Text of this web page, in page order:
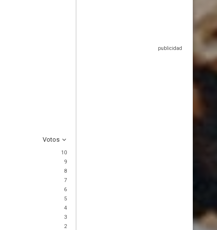
Votos
10
9
8
7
6
5
4
3
2